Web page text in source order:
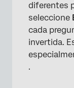
diferentes
seleccione
cada
invertida.
.